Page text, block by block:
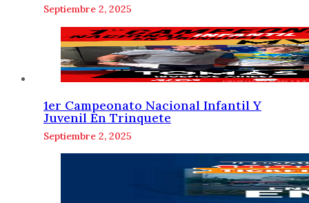
Septiembre 2, 2025
1er Campeonato Nacional Infantil Y
Juvenil En Trinquete
Septiembre 2, 2025